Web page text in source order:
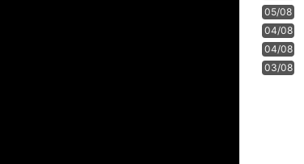
05/08
04/08
04/08
03/08